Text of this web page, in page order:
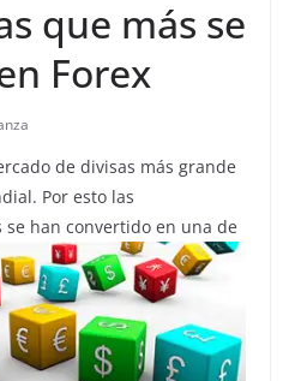
que más se
Forex
de divisas más grande
Por esto las
se han convertido en una de